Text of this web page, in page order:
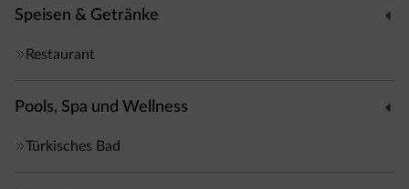
Speisen & Getränke
Restaurant
Pools, Spa und Wellness
Türkisches Bad